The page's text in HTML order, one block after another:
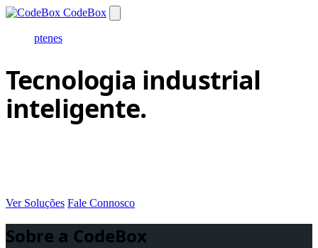
CodeBox
ptenes
Tecnologia industrial
inteligente.
Ver Soluções Fale Connosco
Sobre a CodeBox